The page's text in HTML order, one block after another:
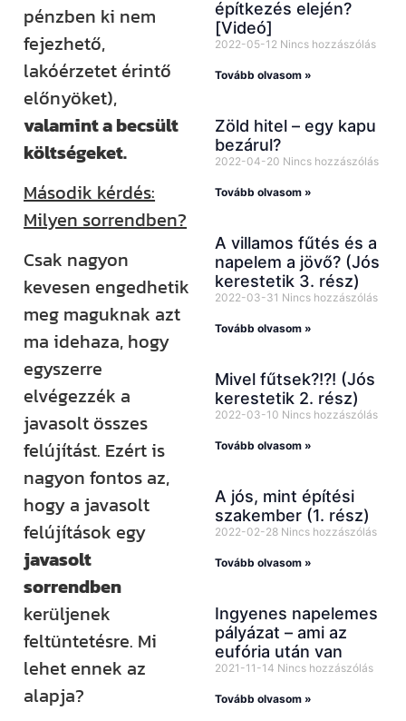
pénzben ki nem
fejezhető,
lakóérzetet érintő
előnyöket),
valamint a becsült
költségeket.
Második kérdés:
Milyen sorrendben?
Csak nagyon
kevesen engedhetik
meg maguknak azt
ma idehaza, hogy
egyszerre
elvégezzék a
javasolt összes
felújítást. Ezért is
nagyon fontos az,
hogy a javasolt
felújítások egy
javasolt
sorrendben
kerüljenek
feltüntetésre. Mi
lehet ennek az
alapja?
építkezés elején?
[Videó]
2022-05-12 Nincs hozzászólás
Tovább olvasom »
Zöld hitel – egy kapu
bezárul?
2022-04-20 Nincs hozzászólás
Tovább olvasom »
A villamos fűtés és a
napelem a jövő? (Jós
kerestetik 3. rész)
2022-03-31 Nincs hozzászólás
Tovább olvasom »
Mivel fűtsek?!?! (Jós
kerestetik 2. rész)
2022-03-10 Nincs hozzászólás
Tovább olvasom »
A jós, mint építési
szakember (1. rész)
2022-02-28 Nincs hozzászólás
Tovább olvasom »
Ingyenes napelemes
pályázat – ami az
eufória után van
2021-11-14 Nincs hozzászólás
Tovább olvasom »